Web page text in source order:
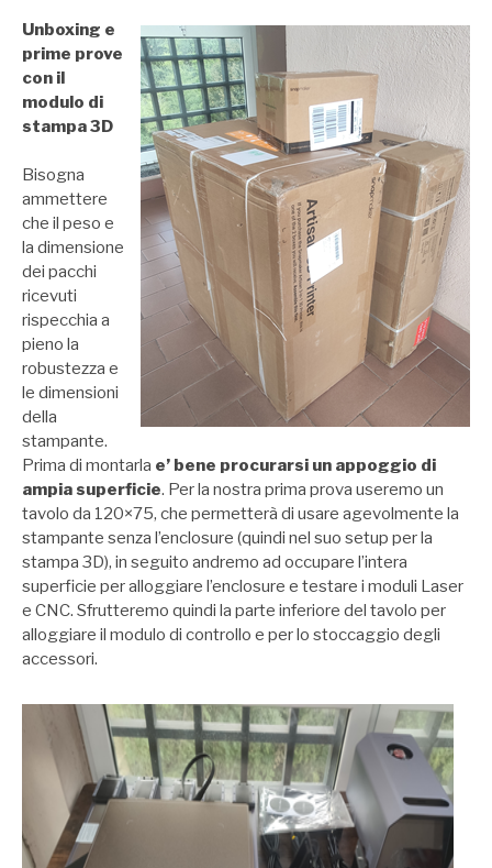
Unboxing e
prime prove
con il
modulo di
stampa 3D
Bisogna
ammettere
che il peso e
la dimensione
dei pacchi
ricevuti
rispecchia a
pieno la
robustezza e
le dimensioni
della
stampante.
Prima di montarla e’ bene procurarsi un appoggio di
ampia superficie. Per la nostra prima prova useremo un
tavolo da 120×75, che permetterà di usare agevolmente la
stampante senza l’enclosure (quindi nel suo setup per la
stampa 3D), in seguito andremo ad occupare l’intera
superficie per alloggiare l’enclosure e testare i moduli Laser
e CNC. Sfrutteremo quindi la parte inferiore del tavolo per
alloggiare il modulo di controllo e per lo stoccaggio degli
accessori.